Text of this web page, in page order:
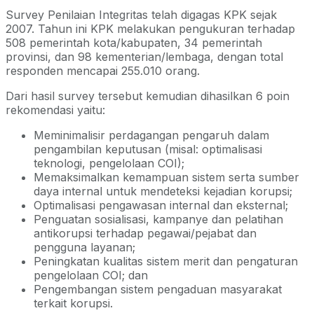
Survey Penilaian Integritas telah digagas KPK sejak
2007. Tahun ini KPK melakukan pengukuran terhadap
508 pemerintah kota/kabupaten, 34 pemerintah
provinsi, dan 98 kementerian/lembaga, dengan total
responden mencapai 255.010 orang.
Dari hasil survey tersebut kemudian dihasilkan 6 poin
rekomendasi yaitu:
Meminimalisir perdagangan pengaruh dalam
pengambilan keputusan (misal: optimalisasi
teknologi, pengelolaan COI);
Memaksimalkan kemampuan sistem serta sumber
daya internal untuk mendeteksi kejadian korupsi;
Optimalisasi pengawasan internal dan eksternal;
Penguatan sosialisasi, kampanye dan pelatihan
antikorupsi terhadap pegawai/pejabat dan
pengguna layanan;
Peningkatan kualitas sistem merit dan pengaturan
pengelolaan COI; dan
Pengembangan sistem pengaduan masyarakat
terkait korupsi.